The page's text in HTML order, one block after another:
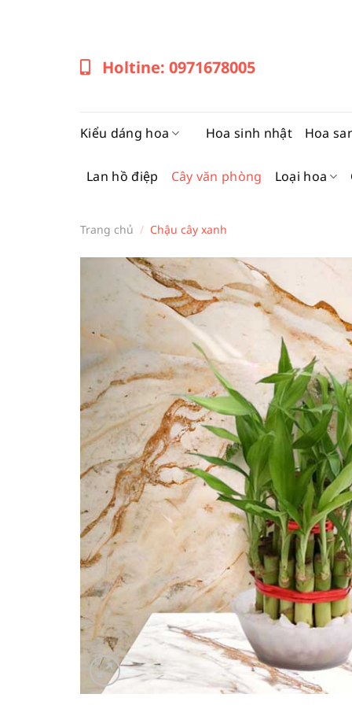
Holtine: 0971678005
Kiểu dáng hoa Hoa sinh nhật Hoa
Lan hồ điệp Cây văn phòng Loại hoa
Trang chủ / Chậu cây xanh